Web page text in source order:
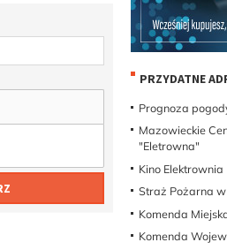
PRZYDATNE
Prognoza
Mazowieckie
"Eletrowna"
Kino Elektrownia
Straż Pożarna
Komenda
Komenda